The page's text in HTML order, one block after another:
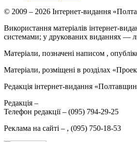
© 2009 – 2026 Інтернет-видання
Використання матеріалів інтернет-
системами; у друкованих виданнях —
Матеріали, позначені написом ,
Матеріали, розміщені в розділах
Редакція інтернет-видання
Редакція –
Телефон редакції – (095) 794-29-25
Реклама на сайті – , (095) 750-18-53